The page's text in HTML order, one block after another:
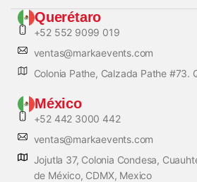
Querétaro
+52 552 9099 019
ventas@markaevents.com
Colonia Pathe, Calzada Pathe #73.
México
+52 442 3000 442
ventas@markaevents.com
Jojutla 37, Colonia Condesa,
de México, CDMX, Mexico